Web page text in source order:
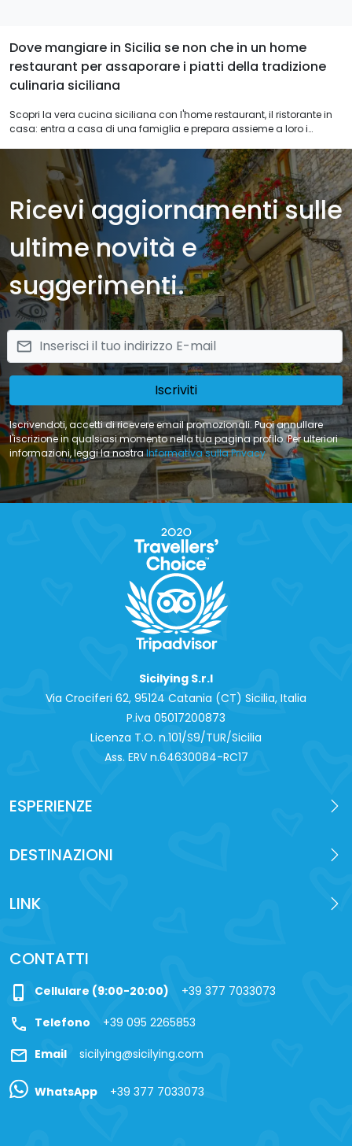
Dove mangiare in Sicilia se non che in un home
restaurant per assaporare i piatti della tradizione
culinaria siciliana
Scopri la vera cucina siciliana con l'home restaurant, il ristorante in
casa: entra a casa di una famiglia e prepara assieme a loro i
famiglie che vi ospiteranno a casa propria in differenti città siciliane
e godervi un pranzo o una cena con i piatti tipici della zona che
sceglierete. Cosa aspetti a prenotare una delle nostre offerte di Home
Restaurant in Sicilia?
Ricevi aggiornamenti sulle
ultime novità e
suggerimenti.
email
Iscriviti
Iscrivendoti, accetti di ricevere email promozionali. Puoi annullare
l'iscrizione in qualsiasi momento nella tua pagina profilo. Per ulteriori
informazioni, leggi la nostraInformativa sulla Privacy
Sicilying S.r.l
Via Crociferi 62, 95124 Catania (CT) Sicilia, Italia
P.iva 0‍5017200873
Licenza T.O. n.101/S9/TUR/Sicilia
Ass. ERV n.64630084-RC17
ESPERIENZE
DESTINAZIONI
LINK
CONTATTI
phone_iphone Cellulare (9:00-20:00) +39 377 7033073
call Telefono +39 095 2265853
mail Email sicilying@sicilying.com
WhatsApp +39 377 7033073